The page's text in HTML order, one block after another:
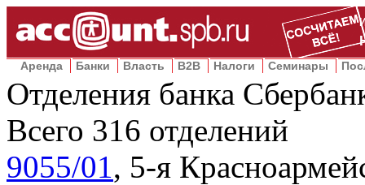
Аренда Банки Власть B2B Налоги Семинары
Отделения банка
Всего 316 отделений
9055/01, 5-я